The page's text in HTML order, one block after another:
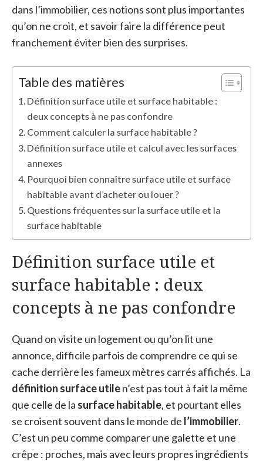
dans l’immobilier, ces notions sont plus importantes
qu’on ne croit, et savoir faire la différence peut
franchement éviter bien des surprises.
Table des matières
Définition surface utile et surface habitable :
deux concepts à ne pas confondre
Comment calculer la surface habitable ?
Définition surface utile et calcul avec les surfaces
annexes
Pourquoi bien connaître surface utile et surface
habitable avant d’acheter ou louer ?
Questions fréquentes sur la surface utile et la
surface habitable
Définition surface utile et
surface habitable : deux
concepts à ne pas confondre
Quand on visite un logement ou qu’on lit une
annonce, difficile parfois de comprendre ce qui se
cache derrière les fameux mètres carrés affichés. La
définition surface utilen’est pas tout à fait la même
que celle de la surface habitable, et pourtant elles
se croisent souvent dans le monde de l’immobilier.
C’est un peu comme comparer une galette et une
crêpe : proches, mais avec leurs propres ingrédients